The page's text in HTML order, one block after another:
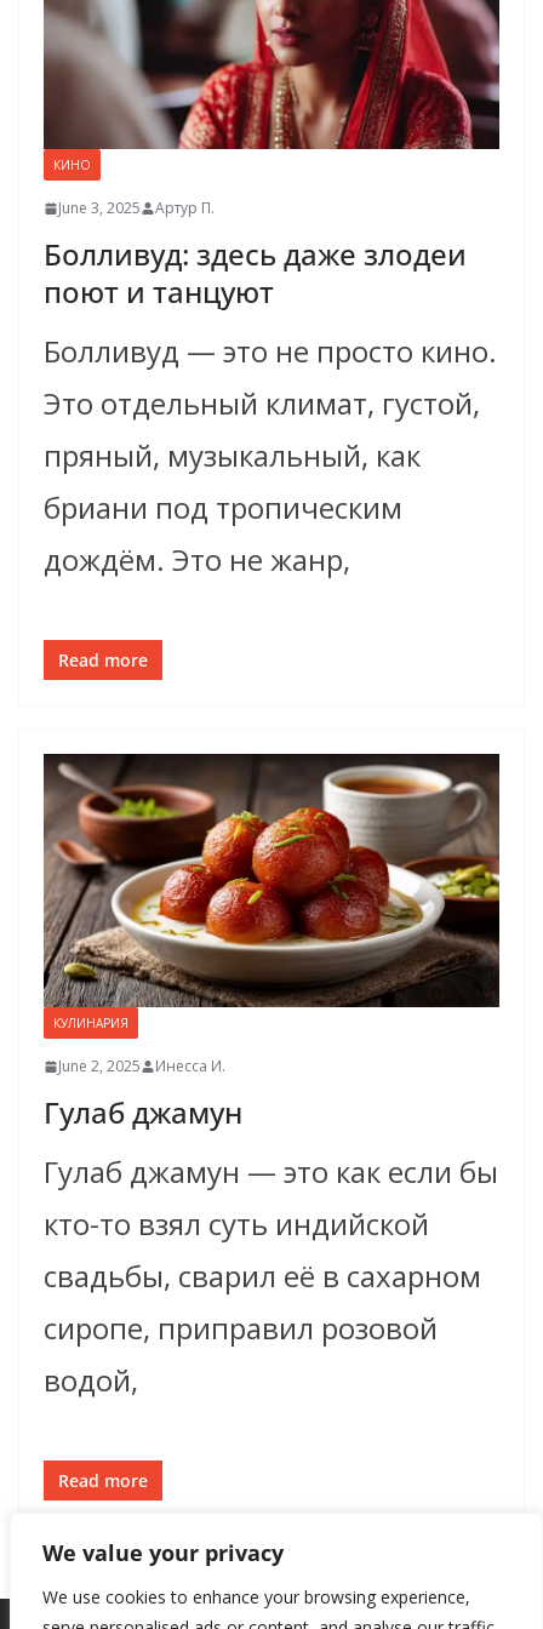
We value your privacy
We use cookies to enhance your browsing experience,
КИНО
June 3, 2025 Артур П.
Болливуд: здесь даже злодеи
поют и танцуют
Болливуд — это не просто кино.
Это отдельный климат, густой,
пряный, музыкальный, как
бриани под тропическим
дождём. Это не жанр,
Read more
КУЛИНАРИЯ
June 2, 2025 Инесса И.
Гулаб джамун
Гулаб джамун — это как если бы
кто-то взял суть индийской
свадьбы, сварил её в сахарном
сиропе, приправил розовой
водой,
Read more